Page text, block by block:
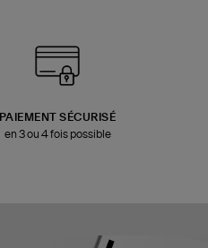
PAIEMENT SÉCURISÉ
en 3 ou 4 fois possible